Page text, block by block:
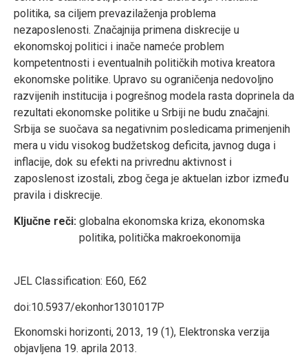
politika, sa ciljem prevazilaženja problema
nezaposlenosti. Značajnija primena diskrecije u
ekonomskoj politici i inače nameće problem
kompetentnosti i eventualnih političkih motiva kreatora
ekonomske politike. Upravo su ograničenja nedovoljno
razvijenih institucija i pogrešnog modela rasta doprinela da
rezultati ekonomske politike u Srbiji ne budu značajni.
Srbija se suočava sa negativnim posledicama primenjenih
mera u vidu visokog budžetskog deficita, javnog duga i
inflacije, dok su efekti na privrednu aktivnost i
zaposlenost izostali, zbog čega je aktuelan izbor između
pravila i diskrecije.
Ključne reči: globalna ekonomska kriza, ekonomska
politika, politička makroekonomija
JEL Classification: E60, E62
doi:10.5937/ekonhor1301017P
Ekonomski horizonti, 2013, 19 (1), Elektronska verzija
objavljena 19. aprila 2013.